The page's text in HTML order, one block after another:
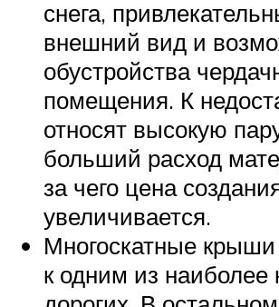
снега,
внешний вид и
обустройства
помещения. К
относят высокую
больший расход
за чего цена
увеличивается.
Многоскатные крыши
к одним из наиболее